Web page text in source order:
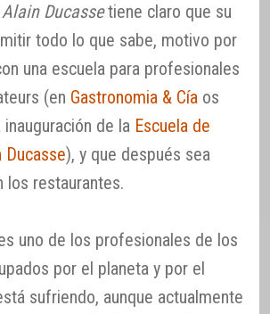
Alain Ducassetiene claro que su
todo lo que sabe, motivo por
una escuela para profesionales
(en Gastronomia & Cía os
de la Escuela de
Ducasse), y que después sea
los restaurantes.
uno de los profesionales de los
por el planeta y por el
sufriendo, aunque actualmente